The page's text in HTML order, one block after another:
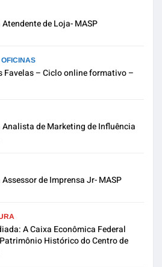
de Loja- MASP
Favelas – Ciclo online formativo –
de Marketing de Influência
de Imprensa Jr- MASP
A Caixa Econômica Federal
Histórico do Centro de